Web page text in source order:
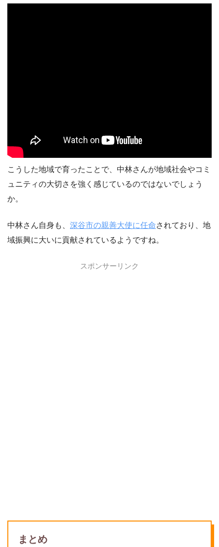
こうした地域で育ったことで、中林さんが地域社会やコミ
ュニティの大切さを強く感じているのではないでしょう
か。
中林さん自身も、 深谷市の親善大使に任命されており、地
域振興に大いに貢献されているようですね。
スポンサーリンク
まとめ